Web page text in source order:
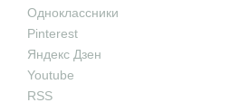
Одноклассники
Pinterest
Яндекс Дзен
Youtube
RSS